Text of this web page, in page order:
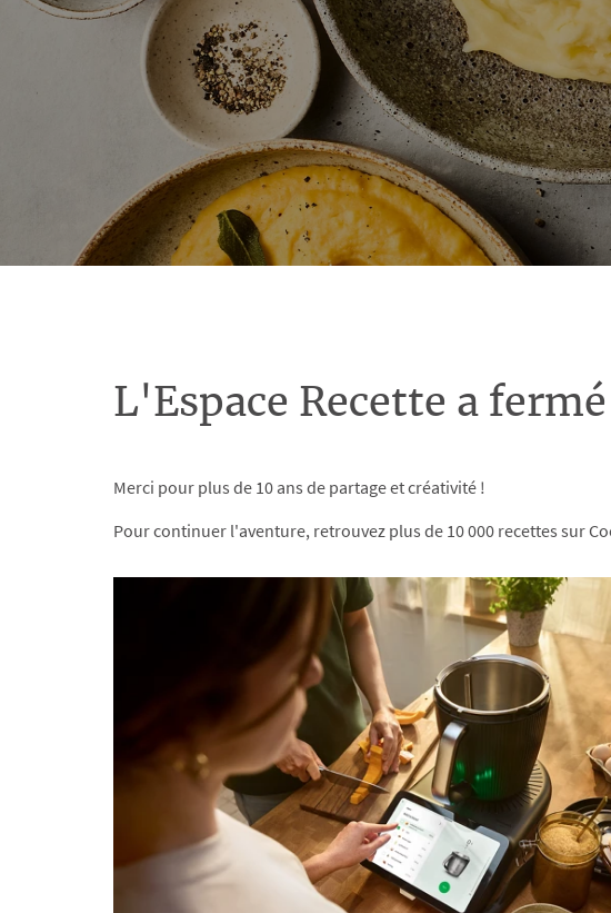
L'Espace Recette a
Merci pour plus de 10 ans de partage et créativité !
Pour continuer l'aventure, retrouvez plus de 10 000 recettes sur